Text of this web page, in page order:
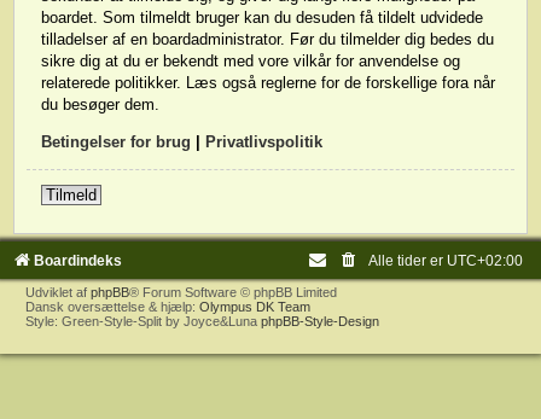
boardet. Som tilmeldt bruger kan du desuden få tildelt udvidede
tilladelser af en boardadministrator. Før du tilmelder dig bedes du
sikre dig at du er bekendt med vore vilkår for anvendelse og
relaterede politikker. Læs også reglerne for de forskellige fora når
du besøger dem.
Betingelser for brug Privatlivspolitik
Tilmeld
Boardindeks Alle tider er UTC+02:00
Udviklet af phpBB® Forum Software © phpBB Limited
Dansk oversættelse & hjælp: Olympus DK Team
Style: Green-Style-Split by Joyce&Luna phpBB-Style-Design